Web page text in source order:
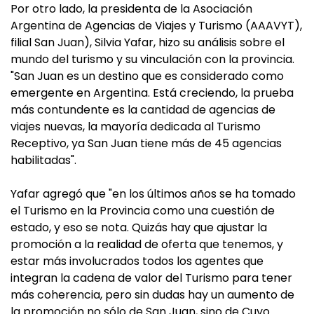
Por otro lado, la presidenta de la Asociación
Argentina de Agencias de Viajes y Turismo (AAAVYT),
filial San Juan), Silvia Yafar, hizo su análisis sobre el
mundo del turismo y su vinculación con la provincia.
"San Juan es un destino que es considerado como
emergente en Argentina. Está creciendo, la prueba
más contundente es la cantidad de agencias de
viajes nuevas, la mayoría dedicada al Turismo
Receptivo, ya San Juan tiene más de 45 agencias
habilitadas".
Yafar agregó que "en los últimos años se ha tomado
el Turismo en la Provincia como una cuestión de
estado, y eso se nota. Quizás hay que ajustar la
promoción a la realidad de oferta que tenemos, y
estar más involucrados todos los agentes que
integran la cadena de valor del Turismo para tener
más coherencia, pero sin dudas hay un aumento de